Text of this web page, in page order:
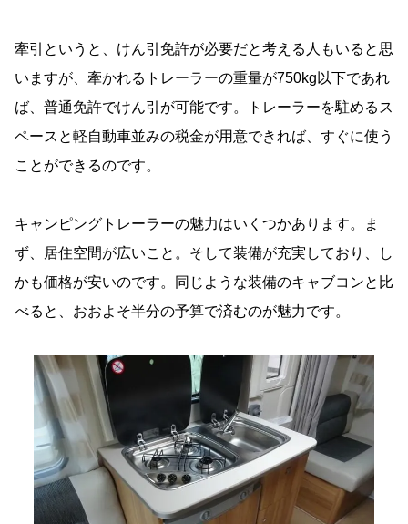
牽引というと、けん引免許が必要だと考える人もいると思
いますが、牽かれるトレーラーの重量が750kg以下であれ
ば、普通免許でけん引が可能です。トレーラーを駐めるス
ペースと軽自動車並みの税金が用意できれば、すぐに使う
ことができるのです。
キャンピングトレーラーの魅力はいくつかあります。ま
ず、居住空間が広いこと。そして装備が充実しており、し
かも価格が安いのです。同じような装備のキャブコンと比
べると、おおよそ半分の予算で済むのが魅力です。